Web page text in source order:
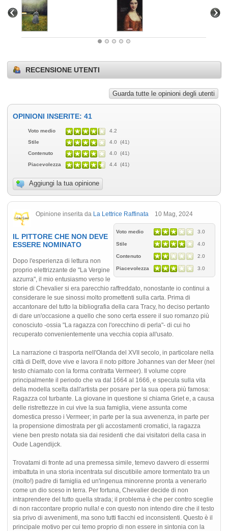
RECENSIONE UTENTI
Guarda tutte le opinioni degli utenti
OPINIONI INSERITE: 41
Voto medio
4.2
Stile
4.0 (41)
Contenuto
4.0 (41)
Piacevolezza
4.4 (41)
Aggiungi la tua opinione
Opinione inserita da La Lettrice Raffinata 10 Mag, 2024
Voto medio 3.0
Stile 4.0
Contenuto 2.0
Piacevolezza 3.0
IL PITTORE CHE NON DEVE
ESSERE NOMINATO
Dopo l'esperienza di lettura non
proprio elettrizzante de "La Vergine
azzurra", il mio entusiasmo verso le
storie di Chevalier si era parecchio raffreddato, nonostante io continui a
considerare le sue sinossi molto promettenti sulla carta. Prima di
accantonare del tutto la bibliografia della cara Tracy, ho deciso pertanto
di dare un'occasione a quello che sono certa essere il suo romanzo più
conosciuto -ossia "La ragazza con l'orecchino di perla"- di cui ho
recuperato convenientemente una vecchia copia all'usato.
La narrazione ci trasporta nell'Olanda del XVII secolo, in particolare nella
città di Delft, dove vive e lavora il noto pittore Johannes van der Meer (nel
testo chiamato con la forma contratta Vermeer). Il volume copre
principalmente il periodo che va dal 1664 al 1666, e specula sulla vita
della modella scelta dall'artista per posare per la sua opera più famosa:
Ragazza col turbante. La giovane in questione si chiama Griet e, a causa
delle ristrettezze in cui vive la sua famiglia, viene assunta come
domestica presso i Vermeer; in parte per la sua avvenenza, in parte per
la propensione dimostrata per gli accostamenti cromatici, la ragazza
viene ben presto notata sia dai residenti che dai visitatori della casa in
Oude Lagendijck.
Trovatami di fronte ad una premessa simile, temevo davvero di essermi
imbattuta in una storia incentrata sul discutibile amore tormentato tra un
(molto!) padre di famiglia ed un'ingenua minorenne pronta a venerarlo
come un dio sceso in terra. Per fortuna, Chevalier decide di non
intraprendere del tutto quella strada; il problema è che per contro sceglie
di non raccontare proprio nulla! e con questo non intendo dire che il testo
sia privo di avvenimenti, ma sono tutti fiacchi ed inconsistenti. Questo è il
principale motivo per cui temo proprio di non essere in sintonia con la